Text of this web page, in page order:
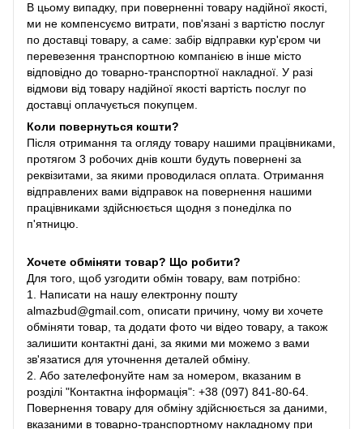
В цьому випадку, при поверненні товару надійної якості,
ми не компенсуємо витрати, пов'язані з вартістю послуг
по доставці товару, а саме: забір відправки кур'єром чи
перевезення транспортною компанією в інше місто
відповідно до товарно-транспортної накладної. У разі
відмови від товару надійної якості вартість послуг по
доставці оплачується покупцем.
Коли повернуться кошти?
Після отримання та огляду товару нашими працівниками,
протягом 3 робочих днів кошти будуть повернені за
реквізитами, за якими проводилася оплата. Отримання
відправлених вами відправок на повернення нашими
працівниками здійснюється щодня з понеділка по
п'ятницю.
Хочете обміняти товар? Що робити?
Для того, щоб узгодити обмін товару, вам потрібно:
1. Написати на нашу електронну пошту
almazbud@gmail.com, описати причину, чому ви хочете
обміняти товар, та додати фото чи відео товару, а також
залишити контактні дані, за якими ми можемо з вами
зв'язатися для уточнення деталей обміну.
2. Або зателефонуйте нам за номером, вказаним в
розділі "Контактна інформація": +38 (097) 841-80-64.
Повернення товару для обміну здійснюється за даними,
вказаними в товарно-транспортному накладному при